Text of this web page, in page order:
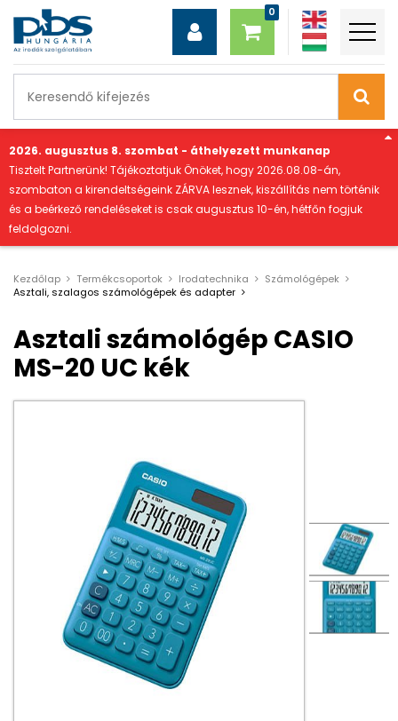
2026. augusztus 8. szombat - áthelyezett munkanap
Tisztelt Partnerünk! Tájékoztatjuk Önöket, hogy 2026.08.08-án,
szombaton a kirendeltségeink ZÁRVA lesznek, kiszállítás nem történik
és a beérkező rendeléseket is csak augusztus 10-én, hétfőn fogjuk
feldolgozni.
Kezdőlap Termékcsoportok Irodatechnika
Számológépek
Asztali, szalagos számológépek és adapter
Asztali számológép CASIO
MS-20 UC kék